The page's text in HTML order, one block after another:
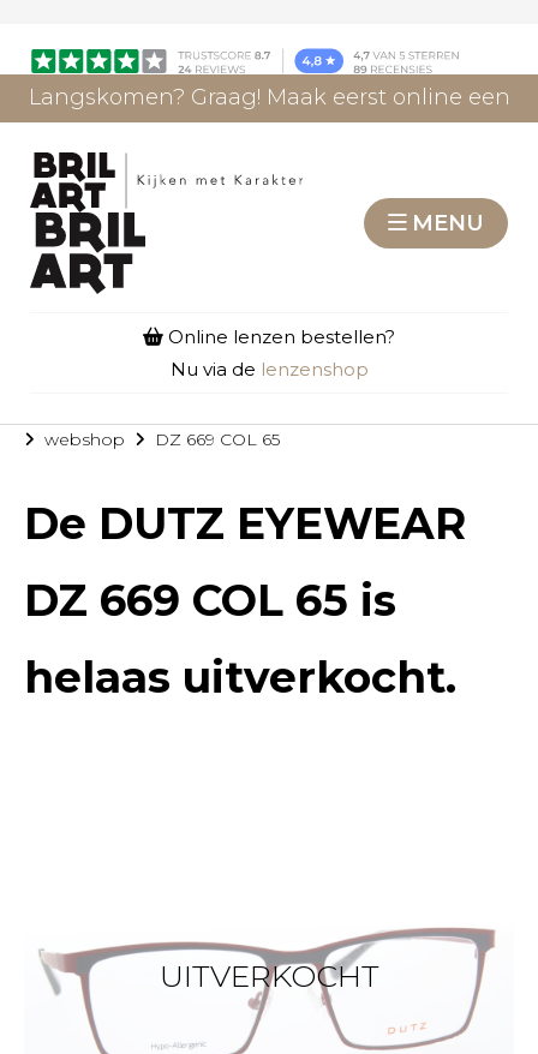
Langskomen? Graag! Maak eerst online een
MENU
Online lenzen bestellen?
Nu via de lenzenshop
webshop DZ 669 COL 65
De DUTZ EYEWEAR
DZ 669 COL 65 is
helaas uitverkocht.
UITVERKOCHT